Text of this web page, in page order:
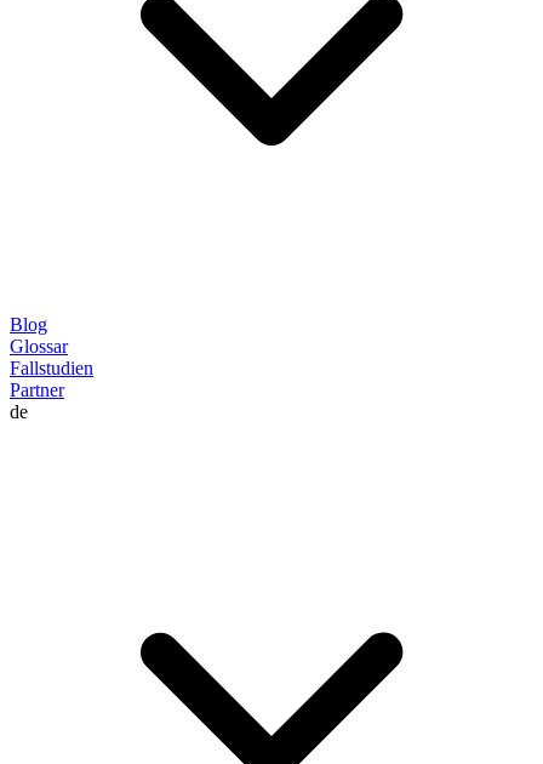
Blog
Glossar
Fallstudien
Partner
de